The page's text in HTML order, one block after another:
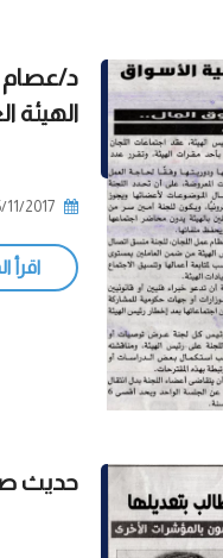
الهيئة
11/2017
اقرأ
حديث